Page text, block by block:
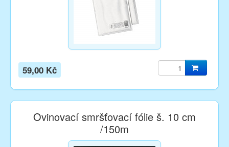
59,00 Kč
Ovinovací smršťovací fólie š. 10 cm
/150m